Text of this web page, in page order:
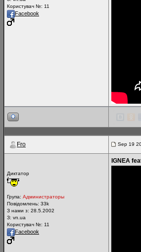
Користувач №: 11
Facebook
Fro Sep 19
Диктатор
Група: Администраторы
Повідомлень: 33k
З нами з: 28.5.2002
З: vn.ua
Користувач №: 11
Facebook
IGNEA